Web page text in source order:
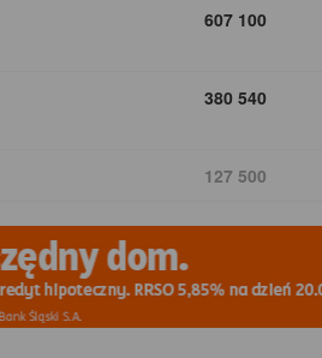
607 100
380 540
127 500